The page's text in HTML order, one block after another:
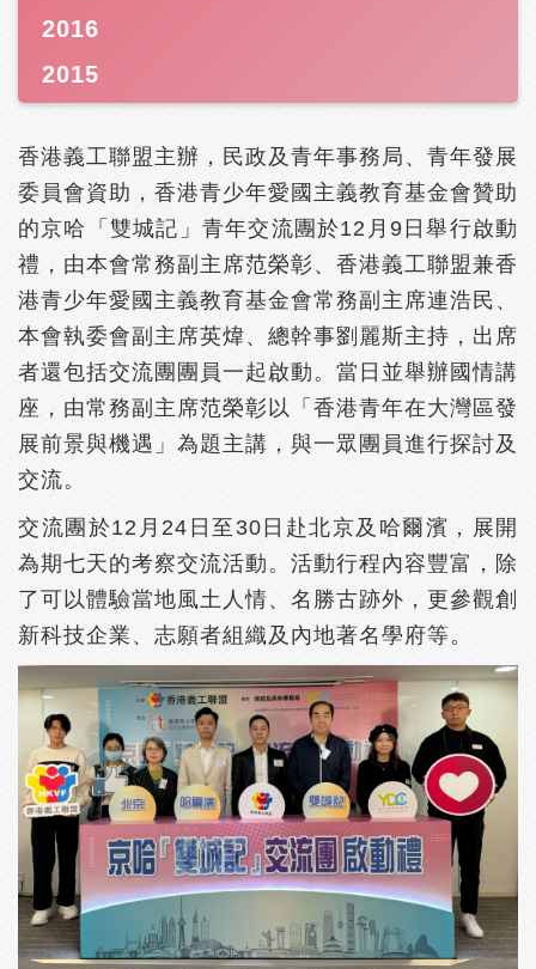
2016
2015
香港義工聯盟主辦，民政及青年事務局、青年發展
委員會資助，香港青少年愛國主義教育基金會贊助
的京哈「雙城記」青年交流團於12月9日舉行啟動
禮，由本會常務副主席范榮彰、香港義工聯盟兼香
港青少年愛國主義教育基金會常務副主席連浩民、
本會執委會副主席英煒、總幹事劉麗斯主持，出席
者還包括交流團團員一起啟動。當日並舉辦國情講
座，由常務副主席范榮彰以「香港青年在大灣區發
展前景與機遇」為題主講，與一眾團員進行探討及
交流。
交流團於12月24日至30日赴北京及哈爾濱，展開
為期七天的考察交流活動。活動行程內容豐富，除
了可以體驗當地風土人情、名勝古跡外，更參觀創
新科技企業、志願者組織及內地著名學府等。